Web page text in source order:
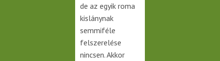
de az egyik roma
kislánynak
semmiféle
felszerelése
nincsen. Akkor